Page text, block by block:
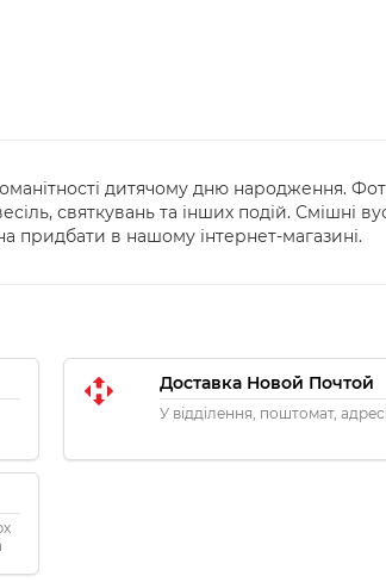
дитячому дню народження.
святкувань та інших подій. Смішні
придбати в нашому інтернет-магазині.
Доставка Новой Почтой
У відділення, поштомат,